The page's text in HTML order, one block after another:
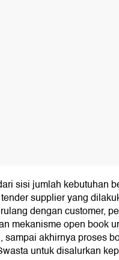
sisi jumlah kebutuhan
supplier yang
dengan customer,
mekanisme open book
sampai akhirnya proses
untuk disalurkan